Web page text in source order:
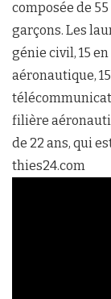
composée de
garçons. Les
génie civil, 15
aéronautique,
filière
de 22 ans, qui
thies24.com